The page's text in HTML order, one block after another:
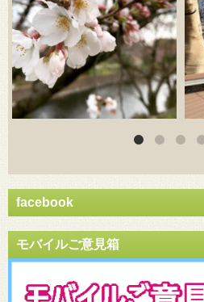
facebook
モバイルご意見箱